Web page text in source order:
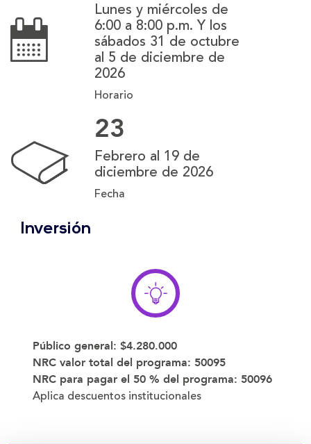
Lunes y miércoles de
6:00 a 8:00 p.m. Y los
sábados 31 de octubre
al 5 de diciembre de
2026
Horario
23
Febrero al 19 de
diciembre de 2026
Fecha
Inversión
Público general: $4.280.000
NRC valor total del programa: 50095
NRC para pagar el 50 % del programa: 50096
Aplica descuentos institucionales